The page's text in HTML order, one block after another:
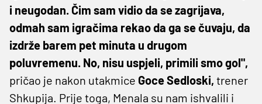
i neugodan. Čim sam vidio da se zagrijava,
odmah sam igračima rekao da ga se čuvaju, da
izdrže barem pet minuta u drugom
poluvremenu. No, nisu uspjeli, primili smo gol",
pričao je nakon utakmice Goce Sedloski, trener
Shkupija. Prije toga, Menala su nam ishvalili i